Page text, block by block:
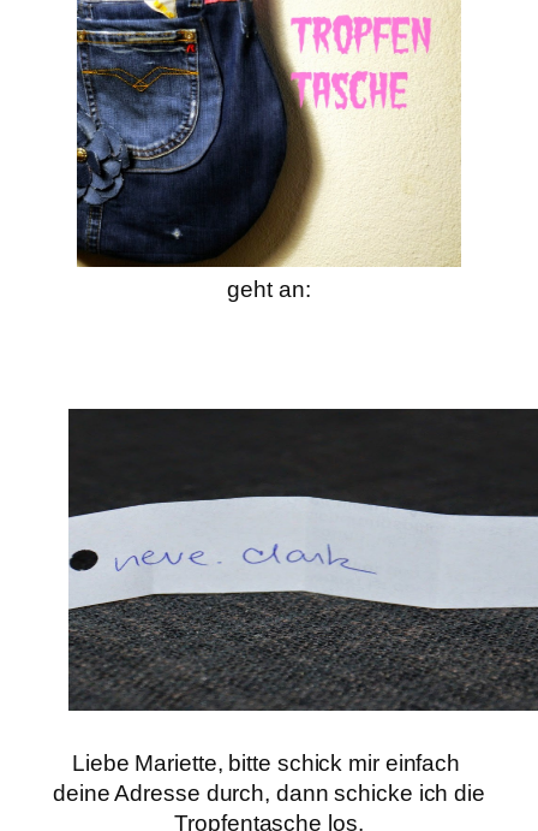
geht an:
Liebe Mariette, bitte schick mir einfach
deine Adresse durch, dann schicke ich die
Tropfentasche los.